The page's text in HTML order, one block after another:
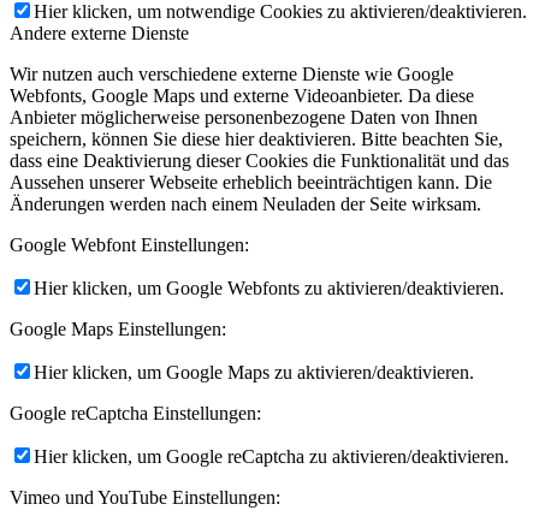
Hier klicken, um notwendige Cookies zu aktivieren/deaktivieren.
Andere externe Dienste
Wir nutzen auch verschiedene externe Dienste wie Google
Webfonts, Google Maps und externe Videoanbieter. Da diese
Anbieter möglicherweise personenbezogene Daten von Ihnen
speichern, können Sie diese hier deaktivieren. Bitte beachten Sie,
dass eine Deaktivierung dieser Cookies die Funktionalität und das
Aussehen unserer Webseite erheblich beeinträchtigen kann. Die
Änderungen werden nach einem Neuladen der Seite wirksam.
Google Webfont Einstellungen:
Hier klicken, um Google Webfonts zu aktivieren/deaktivieren.
Google Maps Einstellungen:
Hier klicken, um Google Maps zu aktivieren/deaktivieren.
Google reCaptcha Einstellungen:
Hier klicken, um Google reCaptcha zu aktivieren/deaktivieren.
Vimeo und YouTube Einstellungen: